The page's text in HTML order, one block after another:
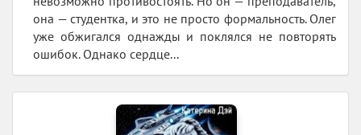
она — студентка, и это не просто формальность. Олег
уже обжигался однажды и поклялся не повторять
ошибок. Однако сердце...